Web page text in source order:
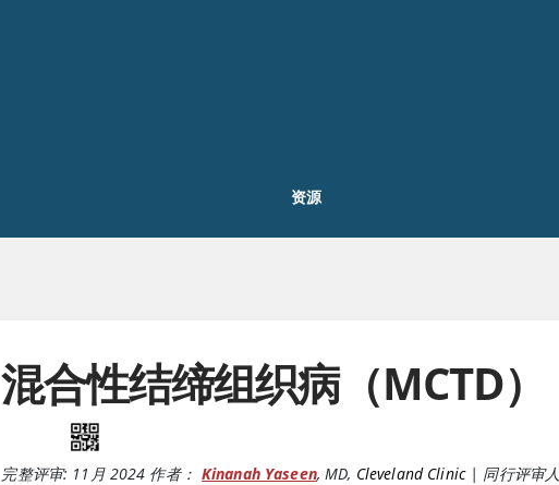
资源
混合性结缔组织病（MCTD）
完整评审: 11月 2024 作者： Kinanah Yaseen,MD, Cleveland Clinic| 同行评审人